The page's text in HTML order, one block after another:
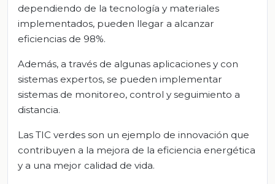
dependiendo de la tecnología y materiales
implementados, pueden llegar a alcanzar
eficiencias de 98%.
Además, a través de algunas aplicaciones y con
sistemas expertos, se pueden implementar
sistemas de monitoreo, control y seguimiento a
distancia.
Las TIC verdes son un ejemplo de innovación que
contribuyen a la mejora de la eficiencia energética
y a una mejor calidad de vida.